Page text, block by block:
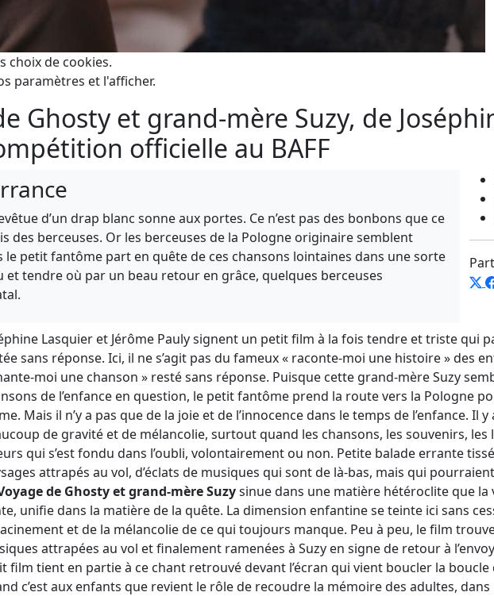
choix de cookies.
paramètres et l'afficher.
Ghosty et grand-mère Suzy, de
officielle au BAFF
d’un drap blanc sonne aux portes. Ce n’est pas des bonbons que ce
des berceuses. Or les berceuses de la Pologne originaire semblent
le petit fantôme part en quête de ces chansons lointaines dans une sorte
et tendre où par un beau retour en grâce, quelques berceuses
Lasquier et Jérôme Pauly signent un petit film à la fois tendre et triste qui
sans réponse. Ici, il ne s’agit pas du fameux « raconte-moi une histoire » des
moi une chanson » resté sans réponse. Puisque cette grand-mère Suzy
de l’enfance en question, le petit fantôme prend la route vers la Pologne
Mais il n’y a pas que de la joie et de l’innocence dans le temps de l’enfance. Il
de gravité et de mélancolie, surtout quand les chansons, les souvenirs, les
qui s’est fondu dans l’oubli, volontairement ou non. Petite balade errante
attrapés au vol, d’éclats de musiques qui sont de là-bas, mais qui
de Ghosty et grand-mère Suzysinue dans une matière hétéroclite que la
unifie dans la matière de la quête. La dimension enfantine se teinte ici sans
et de la mélancolie de ce qui toujours manque. Peu à peu, le film
attrapées au vol et finalement ramenées à Suzy en signe de retour à
film tient en partie à ce chant retrouvé devant l’écran qui vient boucler la boucle
c’est aux enfants que revient le rôle de recoudre la mémoire des adultes,